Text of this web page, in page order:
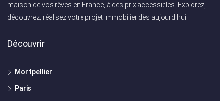
maison de vos rêves en France, à des prix accessibles. Explorez,
découvrez, réalisez votre projet immobilier dès aujourd'hui.
Découvrir
Montpellier
Paris